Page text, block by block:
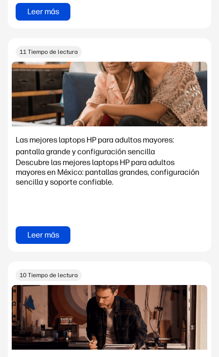
Leer más
11 Tiempo de lectura
Las mejores laptops HP para adultos mayores:
pantalla grande y configuración sencilla
Descubre las mejores laptops HP para adultos
mayores en México: pantallas grandes, configuración
sencilla y soporte confiable.
Leer más
10 Tiempo de lectura